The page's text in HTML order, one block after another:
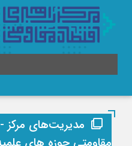
مدیریت‌های مرکز -